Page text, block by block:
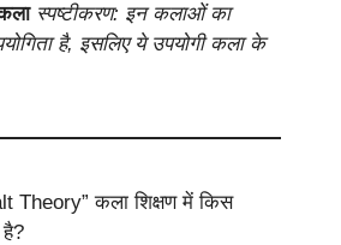
स्पष्टीकरण: इन कलाओं का
है, इसलिए ये उपयोगी कला के
Theory” कला शिक्षण में किस
है?